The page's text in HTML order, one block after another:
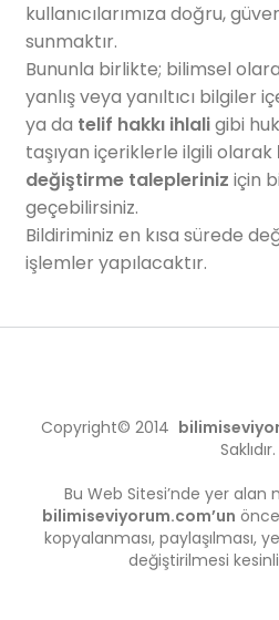
kullanıcılarımıza doğru,
sunmaktır.
Bununla birlikte; bilimsel
yanlış veya yanıltıcı bilgiler
ya da telif hakkı ihlaligibi
taşıyan içeriklerle ilgili olarak
değiştirme talepleriniz için
geçebilirsiniz.
Bildiriminiz en kısa sürede
işlemler yapılacaktır.
Copyright© 2014
Saklıdır.
Bu Web Sitesi’nde yer alan
bilimiseviyorum.com’un
kopyalanması, paylaşılması,
değiştirilmesi